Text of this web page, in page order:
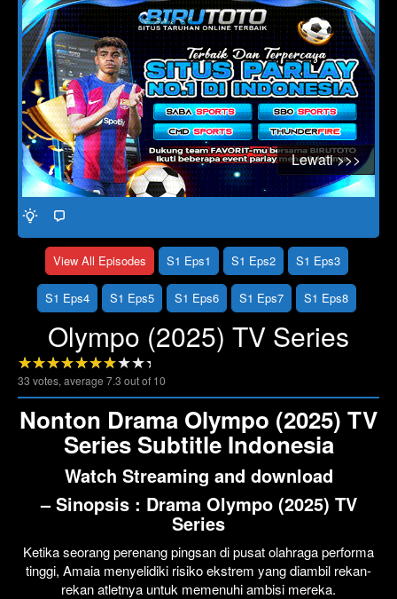
Lewati >>>
Click To Play
View All Episodes S1 Eps1 S1 Eps2 S1 Eps3
S1 Eps4 S1 Eps5 S1 Eps6 S1 Eps7 S1 Eps8
Olympo (2025) TV Series
33 votes, average 7.3 out of 10
Nonton Drama Olympo (2025) TV
Series Subtitle Indonesia
Watch Streaming and download
– Sinopsis : Drama Olympo (2025) TV
Series
Ketika seorang perenang pingsan di pusat olahraga performa
tinggi, Amaia menyelidiki risiko ekstrem yang diambil rekan-
rekan atletnya untuk memenuhi ambisi mereka.